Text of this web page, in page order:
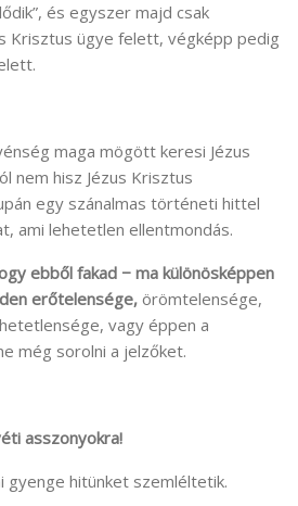
és egyszer majd csak
Krisztus ügye felett, végképp pedig
maga mögött keresi Jézus
nem hisz Jézus Krisztus
egy szánalmas történeti hittel
ami lehetetlen ellentmondás.
ebből fakad − ma különösképpen
erőtelensége, örömtelensége,
vagy éppen a
még sorolni a jelzőket.
asszonyokra!
gyenge hitünket szemléltetik.